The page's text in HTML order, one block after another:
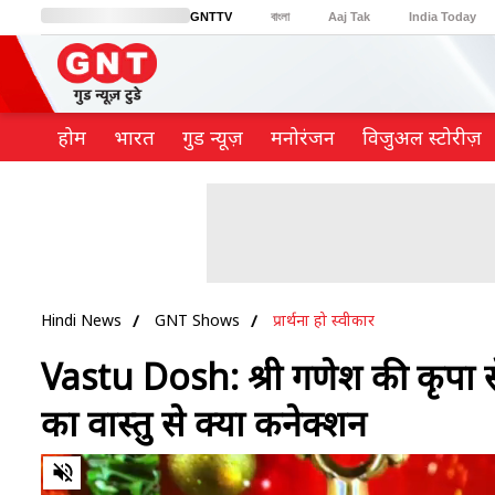
GNTTV বাংলা Aaj Tak India Today
BT Bazaar Cosmopolitan
होम भारत गुड न्यूज़ मनोरंजन विजुअल स्टोरीज़
Hindi News GNT Shows प्रार्थना हो स्वीकार
Vastu Dosh: श्री गणेश की कृपा
का वास्तु से क्या कनेक्शन
0
of